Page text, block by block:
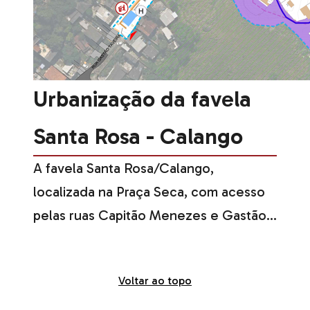
Urbanização da favela
Santa Rosa - Calango
A favela Santa Rosa/Calango,
localizada na Praça Seca, com acesso
pelas ruas Capitão Menezes e Gastão
com canaletas de drenagem, sem
Voltar ao topo